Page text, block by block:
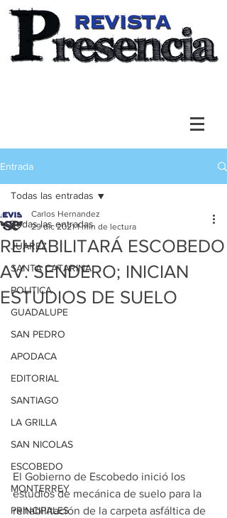
Entrada
Todas las entradas
JUAREZ
SANTA CATARINA
POLITICA
GUADALUPE
SAN PEDRO
APODACA
EDITORIAL
SANTIAGO
LA GRILLA
SAN NICOLAS
ESCOBEDO
MONTERREY
PRINCIPALES
Todas las entradas
REHABILITARÁ ESCOBEDO
AV. SENDERO; INICIAN
ESTUDIOS DE SUELO
Carlos Hernandez
29 dic 2021 1 min de lectura
El Gobierno de Escobedo inició los
estudios de mecánica de suelo para la
rehabilitación de la carpeta asfáltica de